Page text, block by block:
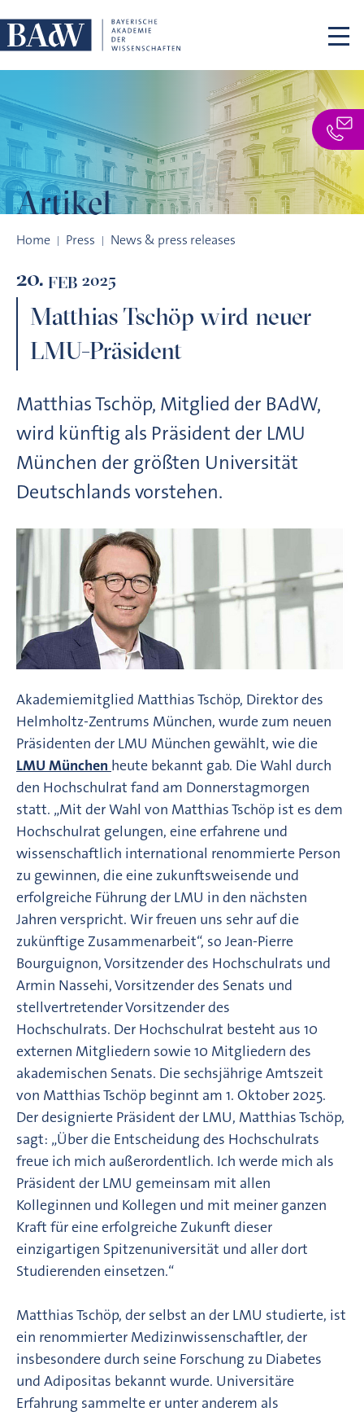
Artikel
Home Press News & press releases
20. FEB 2025
Matthias Tschöp wird neuer
LMU-Präsident
Matthias Tschöp, Mitglied der BAdW,
wird künftig als Präsident der LMU
München der größten Universität
Deutschlands vorstehen.
Akademiemitglied Matthias Tschöp, Direktor des
Helmholtz-Zentrums München, wurde zum neuen
Präsidenten der LMU München gewählt, wie die
LMU München heute bekannt gab. Die Wahl durch
den Hochschulrat fand am Donnerstagmorgen
statt. „Mit der Wahl von Matthias Tschöp ist es dem
Hochschulrat gelungen, eine erfahrene und
wissenschaftlich international renommierte Person
zu gewinnen, die eine zukunftsweisende und
erfolgreiche Führung der LMU in den nächsten
Jahren verspricht. Wir freuen uns sehr auf die
zukünftige Zusammenarbeit“, so Jean-Pierre
Bourguignon, Vorsitzender des Hochschulrats und
Armin Nassehi, Vorsitzender des Senats und
stellvertretender Vorsitzender des
Hochschulrats. Der Hochschulrat besteht aus 10
externen Mitgliedern sowie 10 Mitgliedern des
akademischen Senats. Die sechsjährige Amtszeit
von Matthias Tschöp beginnt am 1. Oktober 2025.
Der designierte Präsident der LMU, Matthias Tschöp,
sagt: „Über die Entscheidung des Hochschulrats
freue ich mich außerordentlich. Ich werde mich als
Präsident der LMU gemeinsam mit allen
Kolleginnen und Kollegen und mit meiner ganzen
Kraft für eine erfolgreiche Zukunft dieser
einzigartigen Spitzenuniversität und aller dort
Studierenden einsetzen.“
Matthias Tschöp, der selbst an der LMU studierte, ist
ein renommierter Medizinwissenschaftler, der
insbesondere durch seine Forschung zu Diabetes
und Adipositas bekannt wurde. Universitäre
Erfahrung sammelte er unter anderem als